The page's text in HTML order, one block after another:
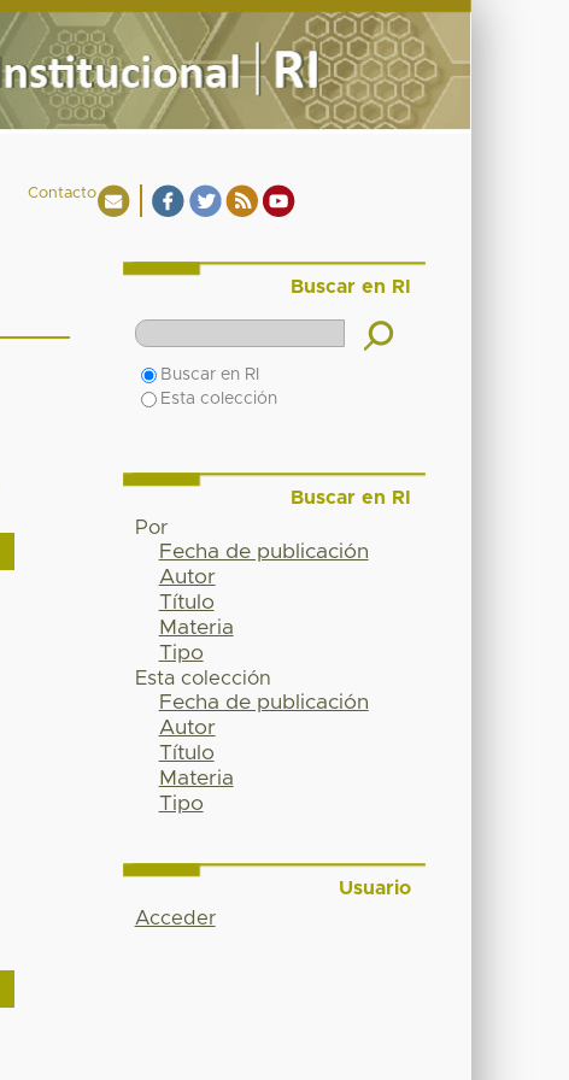
Contacto
Buscar en RI
Buscar en RI
Esta colección
Buscar en RI
Por
Fecha de publicación
Autor
Título
Materia
Tipo
Esta colección
Fecha de publicación
Autor
Título
Materia
Tipo
Usuario
Acceder